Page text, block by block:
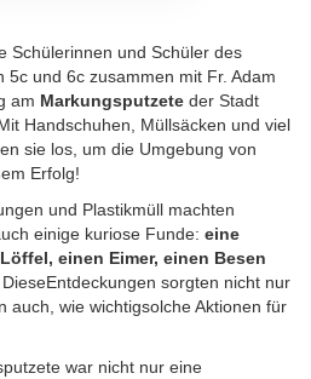
Schülerinnen und Schüler des
5c und 6c zusammen mit Fr. Adam
am Markungsputzete der Stadt
Handschuhen, Müllsäcken und viel
sie los, um die Umgebung von
Erfolg!
und Plastikmüll machten
einige kuriose Funde:eine
einen Eimer, einen Besen
DieseEntdeckungen sorgten nicht nur
auch, wie wichtigsolche Aktionen für
war nicht nur eine